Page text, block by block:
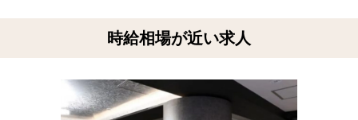
時給相場が近い求人